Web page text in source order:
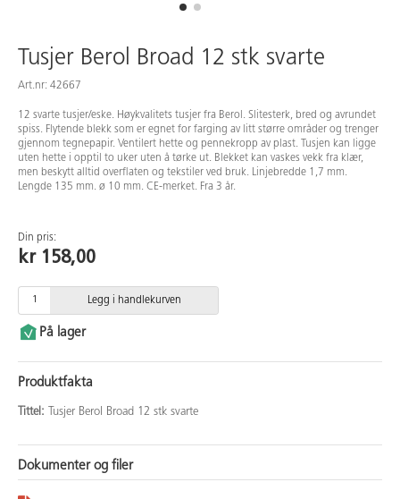
Tusjer Berol Broad 12 stk svarte
Art.nr: 42667
12 svarte tusjer/eske. Høykvalitets tusjer fra Berol. Slitesterk, bred og avrundet
spiss. Flytende blekk som er egnet for farging av litt større områder og trenger
gjennom tegnepapir. Ventilert hette og pennekropp av plast. Tusjen kan ligge
uten hette i opptil to uker uten å tørke ut. Blekket kan vaskes vekk fra klær,
men beskytt alltid overflaten og tekstiler ved bruk. Linjebredde 1,7 mm.
Lengde 135 mm. ø 10 mm. CE-merket. Fra 3 år.
Din pris:
kr 158,00
Legg i handlekurven
På lager
Produktfakta
Tittel: Tusjer Berol Broad 12 stk svarte
Dokumenter og filer